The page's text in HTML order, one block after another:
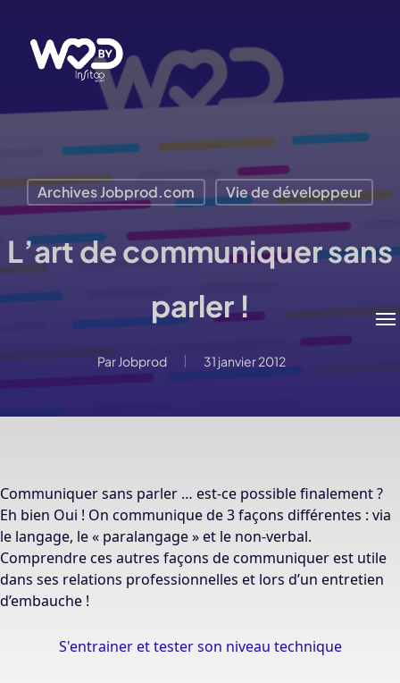
contenu
principal
Archives Jobprod.com Vie de développeur
L’art de communiquer sans
parler !
ParJobprod 31 janvier 2012
Communiquer sans parler … est-ce possible finalement ?
Eh bien Oui ! On communique de 3 façons différentes : via
le langage, le « paralangage » et le non-verbal.
Comprendre ces autres façons de communiquer est utile
dans ses relations professionnelles et lors d’un entretien
d’embauche !
S'entrainer et tester son niveau technique